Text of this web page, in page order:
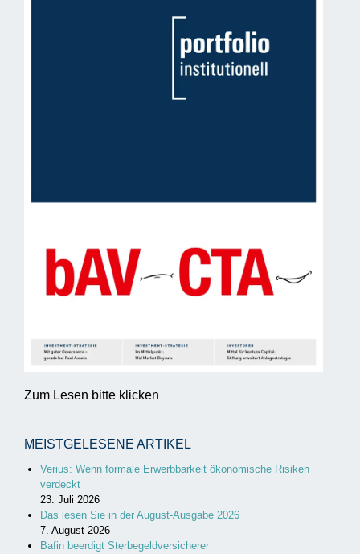
Zum Lesen bitte klicken
MEISTGELESENE ARTIKEL
Verius: Wenn formale Erwerbbarkeit ökonomische Risiken
verdeckt
23. Juli 2026
Das lesen Sie in der August-Ausgabe 2026
7. August 2026
Bafin beerdigt Sterbegeldversicherer